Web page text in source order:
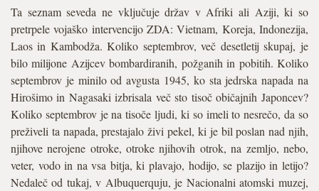
Ta seznam seveda ne vključuje držav v Afriki ali Aziji, ki so
pretrpele vojaško intervencijo ZDA: Vietnam, Koreja, Indonezija,
Laos in Kambodža. Koliko septembrov, več desetletij skupaj, je
bilo milijone Azijcev bombardiranih, požganih in pobitih. Koliko
septembrov je minilo od avgusta 1945, ko sta jedrska napada na
Hirošimo in Nagasaki izbrisala več sto tisoč običajnih Japoncev?
Koliko septembrov je na tisoče ljudi, ki so imeli to nesrečo, da so
preživeli ta napada, prestajalo živi pekel, ki je bil poslan nad njih,
njihove nerojene otroke, otroke njihovih otrok, na zemljo, nebo,
veter, vodo in na vsa bitja, ki plavajo, hodijo, se plazijo in letijo?
Nedaleč od tukaj, v Albuquerquju, je Nacionalni atomski muzej,